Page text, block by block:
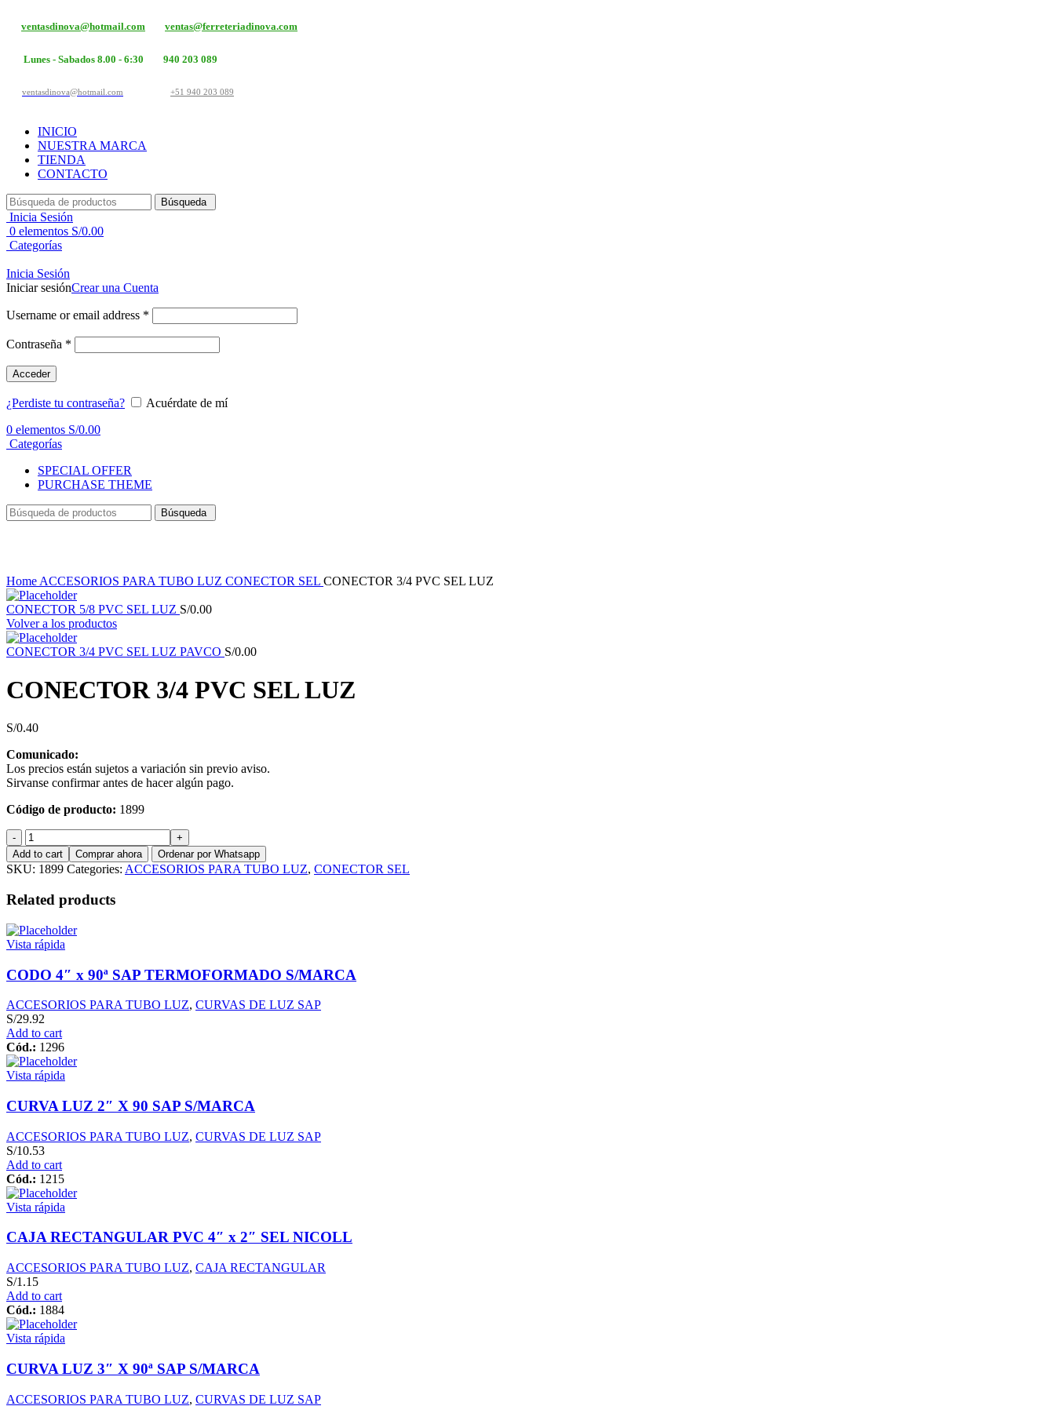
ventasdinova@hotmail.com ventas@ferreteriadinova.com
Lunes - Sabados 8.00 - 6:30 940 203 089
ventasdinova@hotmail.com +51 940 203 089
INICIO
NUESTRA MARCA
TIENDA
CONTACTO
Búsqueda
Inicia Sesión
0 elementos S/0.00
Categorías
Inicia Sesión
Iniciar sesiónCrear una Cuenta
Username or email address *
Contraseña *
Acceder
¿Perdiste tu contraseña?
Acuérdate de mí
0 elementos S/0.00
Categorías
SPECIAL OFFER
PURCHASE THEME
Búsqueda
Home ACCESORIOS PARA TUBO LUZ CONECTOR SEL CONECTOR 3/4 PVC SEL LUZ
CONECTOR 5/8 PVC SEL LUZ S/0.00
Volver a los productos
CONECTOR 3/4 PVC SEL LUZ PAVCO S/0.00
CONECTOR 3/4 PVC SEL LUZ
S/0.40
Comunicado:
Los precios están sujetos a variación sin previo aviso.
Sirvanse confirmar antes de hacer algún pago.
Código de producto: 1899
CONECTOR
3/4
PVC
SEL
LUZ
quantity
Add to cart Comprar ahora Ordenar por Whatsapp
SKU: 1899 Categories: ACCESORIOS PARA TUBO LUZ, CONECTOR SEL
Related products
Vista rápida
CODO 4″ x 90ª SAP TERMOFORMADO S/MARCA
ACCESORIOS PARA TUBO LUZ, CURVAS DE LUZ SAP
S/29.92
Add to cart
Cód.: 1296
Vista rápida
CURVA LUZ 2″ X 90 SAP S/MARCA
ACCESORIOS PARA TUBO LUZ, CURVAS DE LUZ SAP
S/10.53
Add to cart
Cód.: 1215
Vista rápida
CAJA RECTANGULAR PVC 4″ x 2″ SEL NICOLL
ACCESORIOS PARA TUBO LUZ, CAJA RECTANGULAR
S/1.15
Add to cart
Cód.: 1884
Vista rápida
CURVA LUZ 3″ X 90ª SAP S/MARCA
ACCESORIOS PARA TUBO LUZ, CURVAS DE LUZ SAP